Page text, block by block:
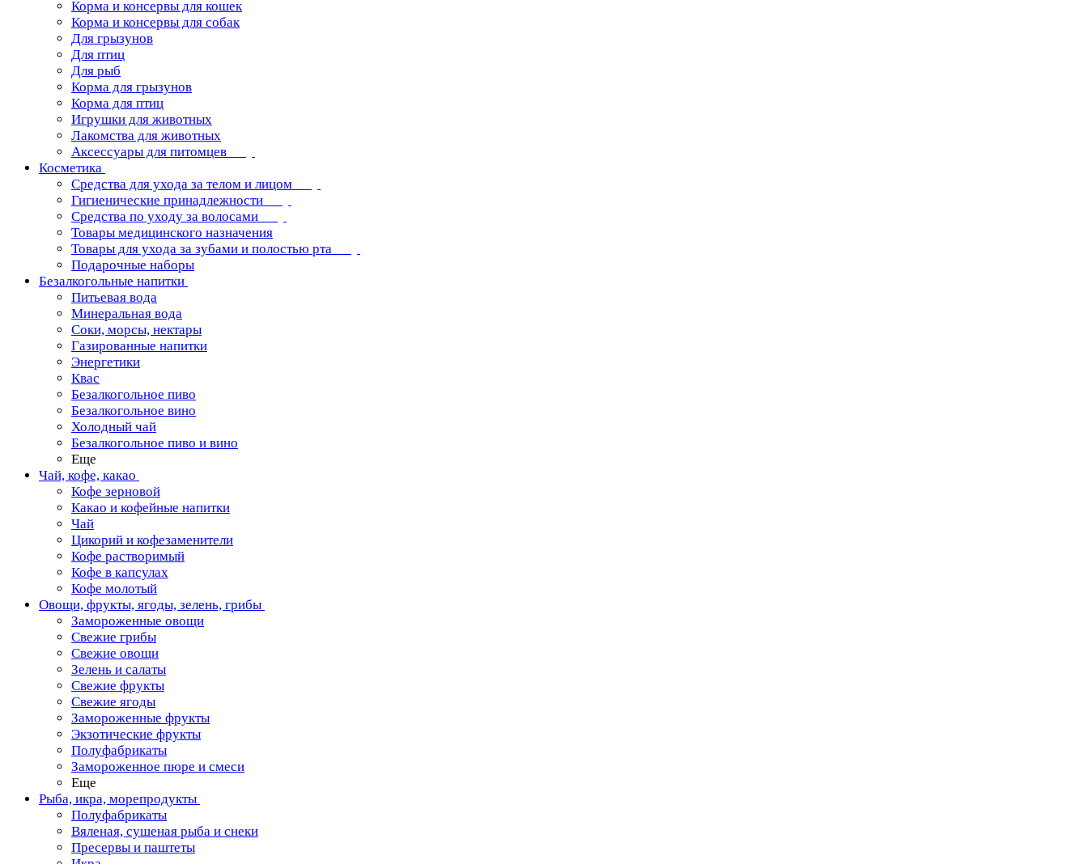
Корма и консервы для кошек
Корма и консервы для собак
Для грызунов
Для птиц
Для рыб
Корма для грызунов
Корма для птиц
Игрушки для животных
Лакомства для животных
Аксессуары для питомцев
Косметика
Средства для ухода за телом и лицом
Гигиенические принадлежности
Средства по уходу за волосами
Товары медицинского назначения
Товары для ухода за зубами и полостью рта
Подарочные наборы
Безалкогольные напитки
Питьевая вода
Минеральная вода
Соки, морсы, нектары
Газированные напитки
Энергетики
Квас
Безалкогольное пиво
Безалкогольное вино
Холодный чай
Безалкогольное пиво и вино
Еще
Чай, кофе, какао
Кофе зерновой
Какао и кофейные напитки
Чай
Цикорий и кофезаменители
Кофе растворимый
Кофе в капсулах
Кофе молотый
Овощи, фрукты, ягоды, зелень, грибы
Замороженные овощи
Свежие грибы
Свежие овощи
Зелень и салаты
Свежие фрукты
Свежие ягоды
Замороженные фрукты
Экзотические фрукты
Полуфабрикаты
Замороженное пюре и смеси
Еще
Рыба, икра, морепродукты
Полуфабрикаты
Вяленая, сушеная рыба и снеки
Пресервы и паштеты